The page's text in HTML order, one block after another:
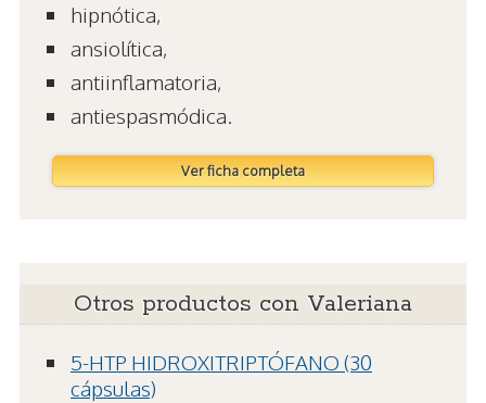
hipnótica,
ansiolítica,
antiinflamatoria,
antiespasmódica.
Ver ficha completa
Otros productos con Valeriana
5-HTP HIDROXITRIPTÓFANO (30
cápsulas)